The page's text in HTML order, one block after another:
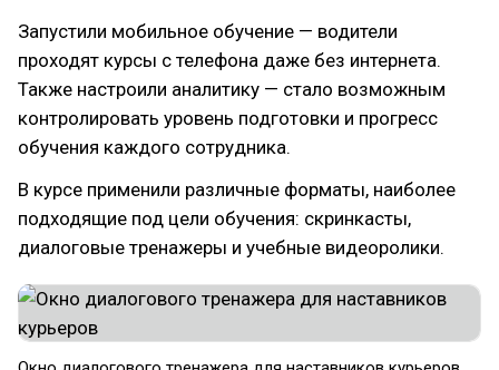
Запустили мобильное обучение — водители
проходят курсы с телефона даже без интернета.
Также настроили аналитику — стало возможным
контролировать уровень подготовки и прогресс
обучения каждого сотрудника.
В курсе применили различные форматы, наиболее
подходящие под цели обучения: скринкасты,
диалоговые тренажеры и учебные видеоролики.